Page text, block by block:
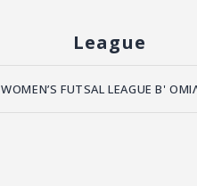
League
WOMEN’S FUTSAL LEAGUE Β'